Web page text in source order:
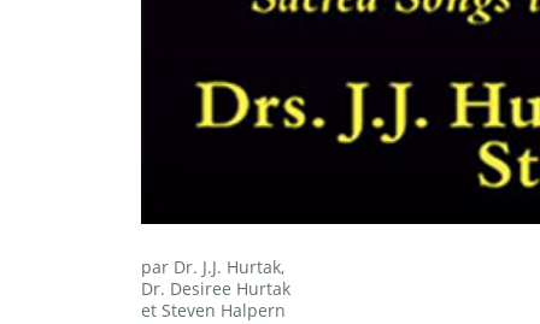
par Dr. J.J. Hurtak,
Dr. Desiree Hurtak
et Steven Halpern